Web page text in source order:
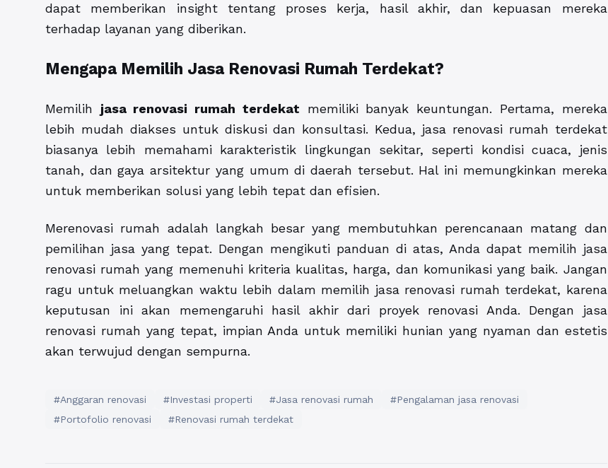
dapat memberikan insight tentang proses kerja, hasil akhir, dan kepuasan mereka
terhadap layanan yang diberikan.
Mengapa Memilih Jasa Renovasi Rumah Terdekat?
Memilih jasa renovasi rumah terdekat memiliki banyak keuntungan. Pertama, mereka
lebih mudah diakses untuk diskusi dan konsultasi. Kedua, jasa renovasi rumah terdekat
biasanya lebih memahami karakteristik lingkungan sekitar, seperti kondisi cuaca, jenis
tanah, dan gaya arsitektur yang umum di daerah tersebut. Hal ini memungkinkan mereka
untuk memberikan solusi yang lebih tepat dan efisien.
Merenovasi rumah adalah langkah besar yang membutuhkan perencanaan matang dan
pemilihan jasa yang tepat. Dengan mengikuti panduan di atas, Anda dapat memilih jasa
renovasi rumah yang memenuhi kriteria kualitas, harga, dan komunikasi yang baik. Jangan
ragu untuk meluangkan waktu lebih dalam memilih jasa renovasi rumah terdekat, karena
keputusan ini akan memengaruhi hasil akhir dari proyek renovasi Anda. Dengan jasa
renovasi rumah yang tepat, impian Anda untuk memiliki hunian yang nyaman dan estetis
akan terwujud dengan sempurna.
#Anggaran renovasi #Investasi properti #Jasa renovasi rumah
#Pengalaman jasa renovasi
#Portofolio renovasi
#Renovasi rumah terdekat